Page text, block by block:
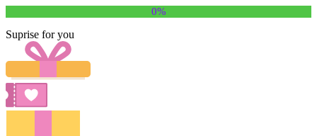
0%
Suprise for you